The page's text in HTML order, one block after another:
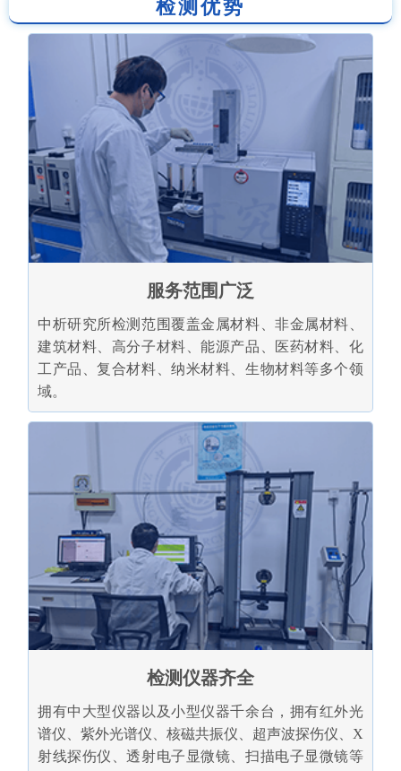
检测优势
服务范围广泛
中析研究所检测范围覆盖金属材料、非金属材料、
建筑材料、高分子材料、能源产品、医药材料、化
工产品、复合材料、纳米材料、生物材料等多个领
域。
检测仪器齐全
拥有中大型仪器以及小型仪器千余台，拥有红外光
谱仪、紫外光谱仪、核磁共振仪、超声波探伤仪、X
射线探伤仪、透射电子显微镜、扫描电子显微镜等